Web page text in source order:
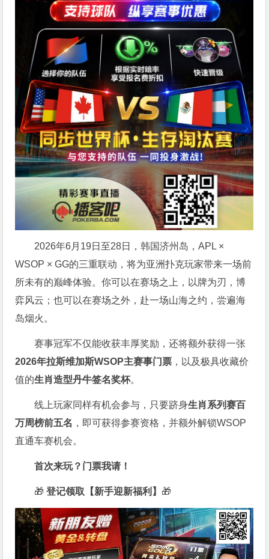
2026年6月19日至28日，韩国济州岛，APL ×
WSOP × GG的三重联动，将为亚洲扑克玩家带来一场前
所未有的巅峰体验。你可以在赛场之上，以牌为刃，博
弈风云；也可以在赛场之外，赴一场山海之约，尝遍海
岛烟火。
赛事冠军不仅能收获丰厚奖励，还将额外获得一张
2026年拉斯维加斯WSOP主赛事门票 ，以及极具收藏价
值的生肖造型丹牛签名奖杯。
线上玩家同样有机会参与，只要跻身生肖系列赛百
万周榜前五名 ，即可获得参赛资格，并额外解锁WSOP
直通车赛机会。
首次来玩？门票我请！
🎁 登记领取【新手迎新福利】 🎁